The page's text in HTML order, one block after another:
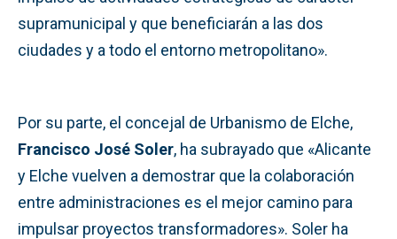
supramunicipal y que beneficiarán a las dos
ciudades y a todo el entorno metropolitano».
Por su parte, el concejal de Urbanismo de Elche,
Francisco José Soler, ha subrayado que «Alicante
y Elche vuelven a demostrar que la colaboración
entre administraciones es el mejor camino para
impulsar proyectos transformadores». Soler ha